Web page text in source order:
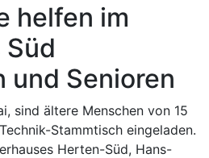
helfen im
und Senioren
sind ältere Menschen von 15
Stammtisch eingeladen.
Herten-Süd, Hans-